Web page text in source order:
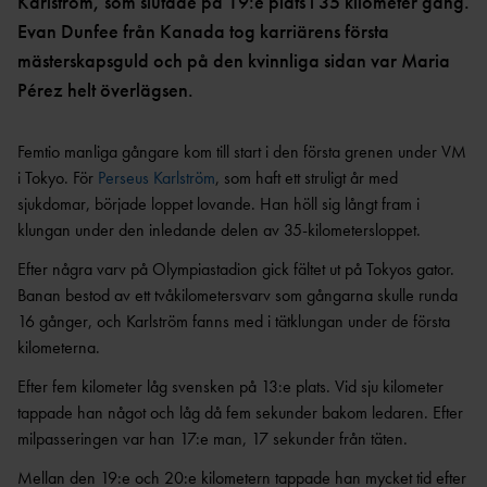
NYHETER SAMARBETEN &
SUPPORTRAR
NYHETER FRÅN
RF
PARAFRIIDRO
TT
MÄSTERSKAPSGRUPPEN
2026
ANTIDOPING
UTBILDNING
AR
MEDICINSK
DISPENS
VISTELSERAPPORTERI
GRENPROGRAM &
POÄNGTABELLER
TÄVLINGSTILLSTÅND &
KASTSÄKERH
ET
BANMÄTNIN
G
BARN
TÄVLINGAR FÖR
UNGDOM
SVENSKA MÄSTERSKAP
SM-TÄVLINGAR OCH
INTERNATIONELLA
MÄSTERSKAP
DIAMOND
LEAGUE
PRISER
SVENSKA
VÄRLDSREKORD
SVENSKA
VÄRLDSÅRSBÄSTAN
NCAA – AMERIKANSKA
UNIVERSITETSMÄSTERSKAPEN
GP-
FINALEN
ATEA
FRIIDROTTSGALAN
Evan Dunfee från Kanada tog karriärens första
mästerskapsguld och på den kvinnliga sidan var Maria
Pérez helt överlägsen.
Femtio manliga gångare kom till start i den första grenen under VM
i Tokyo. För Perseus Karlström, som haft ett struligt år med
sjukdomar, började loppet lovande. Han höll sig långt fram i
klungan under den inledande delen av 35-kilometersloppet.
Efter några varv på Olympiastadion gick fältet ut på Tokyos gator.
Banan bestod av ett tvåkilometersvarv som gångarna skulle runda
16 gånger, och Karlström fanns med i tätklungan under de första
kilometerna.
Efter fem kilometer låg svensken på 13:e plats. Vid sju kilometer
tappade han något och låg då fem sekunder bakom ledaren. Efter
milpasseringen var han 17:e man, 17 sekunder från täten.
Mellan den 19:e och 20:e kilometern tappade han mycket tid efter